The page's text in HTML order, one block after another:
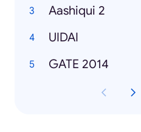
Aashiqui 2
UIDAI
GATE 2014